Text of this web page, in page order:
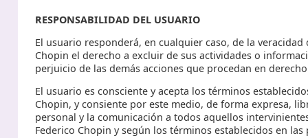
RESPONSABILIDAD DEL USUARIO
El usuario responderá, en cualquier caso, de la
Chopin el derecho a excluir de sus actividades o
perjuicio de las demás acciones que procedan en
El usuario es consciente y acepta los términos
Chopin, y consiente por este medio, de forma expresa,
personal y la comunicación a todos aquellos
Federico Chopin y según los términos establecidos en las